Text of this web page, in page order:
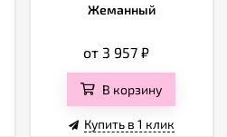
Жеманный
от 3 957 ₽
В корзину
Купить в 1 клик